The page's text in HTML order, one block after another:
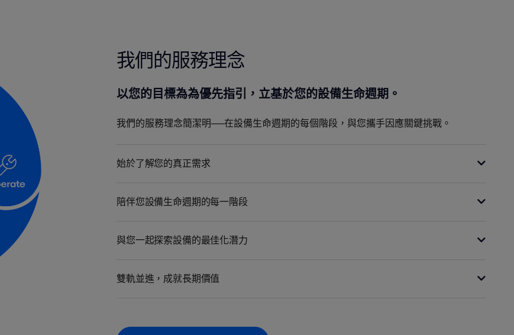
我們的服務理念
以您的目標為為優先指引，立基於您的設備生命週期。
我們的服務理念簡潔明──在設備生命週期的每個階段，與您攜手因應關鍵挑戰。
始於了解您的真正需求
陪伴您設備生命週期的每一階段
與您一起探索設備的最佳化潛力
雙軌並進，成就長期價值